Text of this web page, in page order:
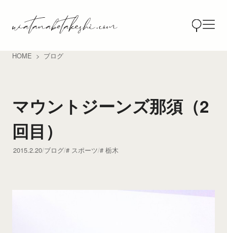
HOME ブログ
マウントジーンズ那須（2
回目）
2015.2.20 ブログ スポーツ 栃木